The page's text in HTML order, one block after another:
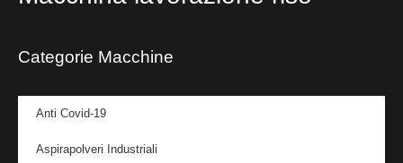
Categorie Macchine
Anti Covid-19
Aspirapolveri Industriali